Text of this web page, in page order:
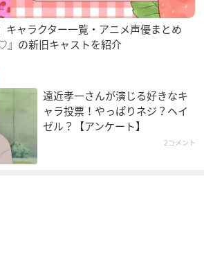
キャラクター一覧・アニメ声優まとめ
』の新旧キャストを紹介
遠近孝一さんが演じる好きなキ
ャラ投票！やっぱりネジ？ヘイ
ゼル？【アンケート】
2コメント